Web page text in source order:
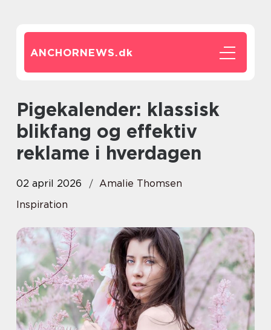
ANCHORNEWS.dk
Pigekalender: klassisk
blikfang og effektiv
reklame i hverdagen
02 april 2026
Amalie Thomsen
Inspiration